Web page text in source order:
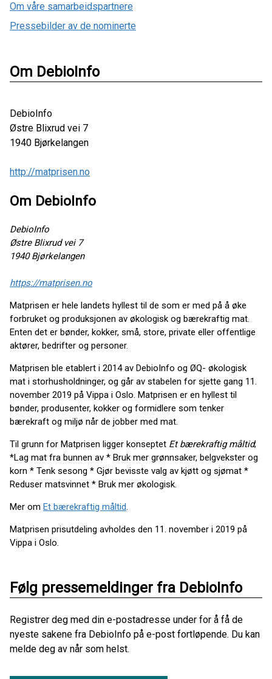
Om våre samarbeidspartnere
Pressebilder av de nominerte
Om DebioInfo
DebioInfo
Østre Blixrud vei 7
1940 Bjørkelangen
http://matprisen.no
Om DebioInfo
DebioInfo
Østre Blixrud vei 7
1940 Bjørkelangen
https://matprisen.no
Matprisen er hele landets hyllest til de som er med på å øke
forbruket og produksjonen av økologisk og bærekraftig mat.
Enten det er bønder, kokker, små, store, private eller offentlige
aktører, bedrifter og personer.
Matprisen ble etablert i 2014 av DebioInfo og ØQ- økologisk
mat i storhusholdninger, og går av stabelen for sjette gang 11.
november 2019 på Vippa i Oslo. Matprisen er en hyllest til
bønder, produsenter, kokker og formidlere som tenker
bærekraft og miljø når de jobber med mat.
Til grunn for Matprisen ligger konseptet Et bærekraftig måltid;
*Lag mat fra bunnen av * Bruk mer grønnsaker, belgvekster og
korn * Tenk sesong * Gjør bevisste valg av kjøtt og sjømat *
Reduser matsvinnet * Bruk mer økologisk.
Mer om Et bærekraftig måltid
Matprisen prisutdeling avholdes den 11. november i 2019 på
Vippa i Oslo.
Følg pressemeldinger fra DebioInfo
Registrer deg med din e-postadresse under for å få de
nyeste sakene fra DebioInfo på e-post fortløpende. Du kan
melde deg av når som helst.